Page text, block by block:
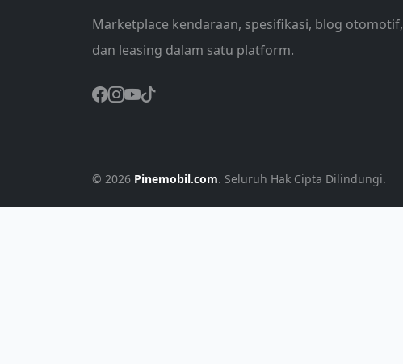
Marketplace kendaraan, spesifikasi, blog otomotif,
dan leasing dalam satu platform.
© 2026 Pinemobil.com. Seluruh Hak Cipta Dilindungi.